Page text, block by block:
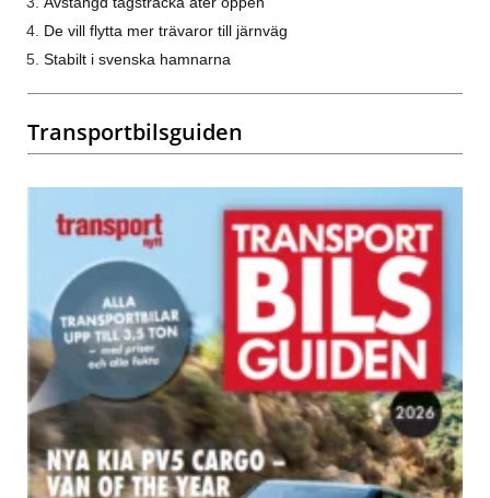
De vill flytta mer trävaror till järnväg
Stabilt i svenska hamnarna
Transportbilsguiden